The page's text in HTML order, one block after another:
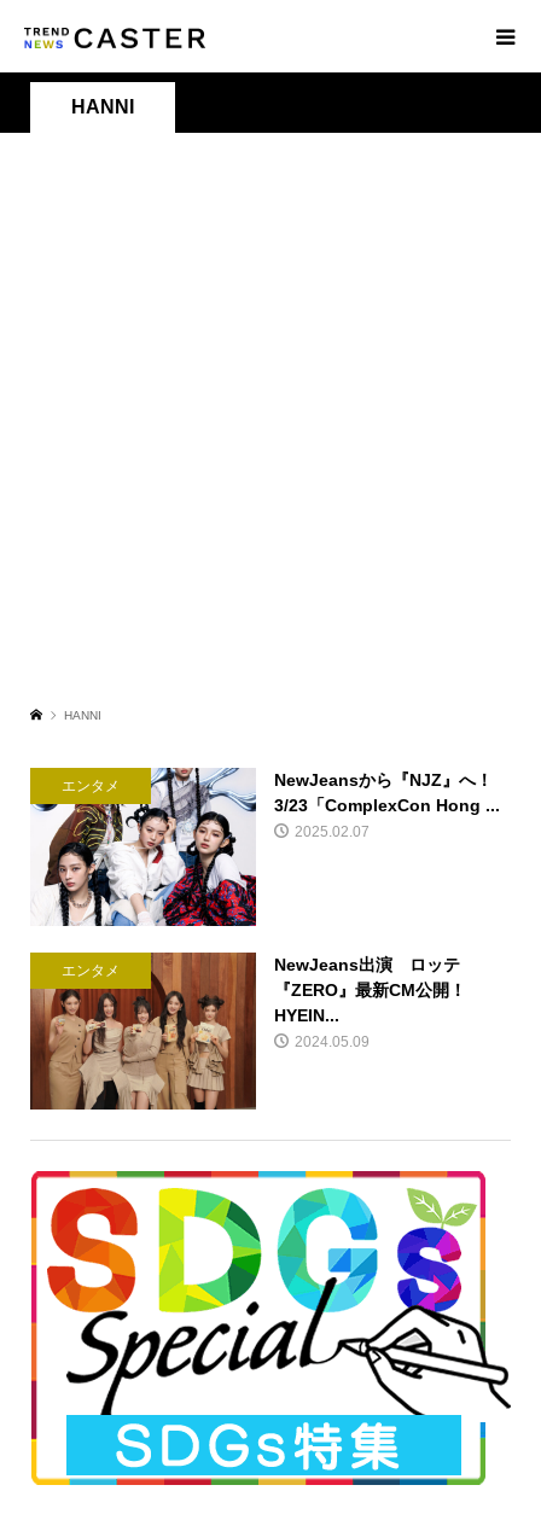
HANNI
HANNI
エンタメ
NewJeansから『NJZ』へ！
3/23「ComplexCon Hong ...
2025.02.07
エンタメ
NewJeans出演 ロッテ
『ZERO』最新CM公開！
HYEIN...
2024.05.09